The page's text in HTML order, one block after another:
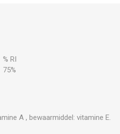
% RI
75%
A , bewaarmiddel: vitamine E.